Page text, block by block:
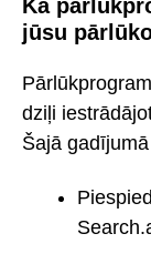
Kā
jūsu
dziļi
Šajā